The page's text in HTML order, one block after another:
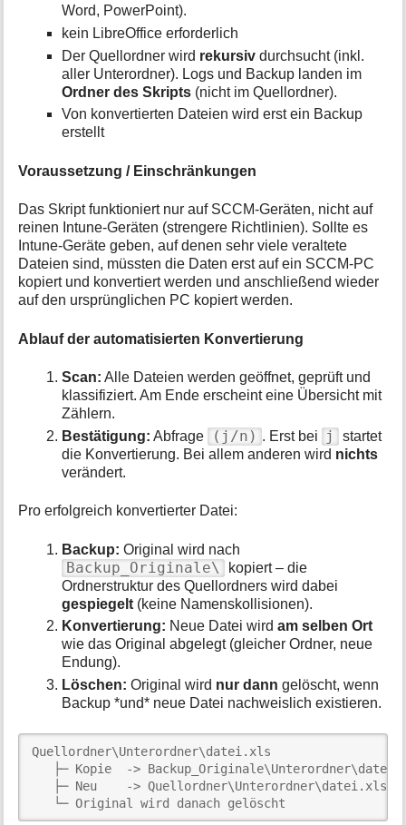
Word, PowerPoint).
kein LibreOffice erforderlich
Der Quellordner wird rekursiv durchsucht (inkl.
aller Unterordner). Logs und Backup landen im
Ordner des Skripts (nicht im Quellordner).
Von konvertierten Dateien wird erst ein Backup
erstellt
Voraussetzung / Einschränkungen
Das Skript funktioniert nur auf SCCM-Geräten, nicht auf
reinen Intune-Geräten (strengere Richtlinien). Sollte es
Intune-Geräte geben, auf denen sehr viele veraltete
Dateien sind, müssten die Daten erst auf ein SCCM-PC
kopiert und konvertiert werden und anschließend wieder
auf den ursprünglichen PC kopiert werden.
Ablauf der automatisierten Konvertierung
Scan: Alle Dateien werden geöffnet, geprüft und
klassifiziert. Am Ende erscheint eine Übersicht mit
Zählern.
Bestätigung: Abfrage (j/n) . Erst bei j
startet
die Konvertierung. Bei allem anderen wird nichts
verändert.
Pro erfolgreich konvertierter Datei:
Backup: Original wird nach
Backup_Originale\
kopiert – die
Ordnerstruktur des Quellordners wird dabei
gespiegelt (keine Namenskollisionen).
Konvertierung: Neue Datei wirdam selben Ort
wie das Original abgelegt (gleicher Ordner, neue
Endung).
Löschen: Original wird nur dann gelöscht, wenn
Backup *und* neue Datei nachweislich existieren.
Quellordner\Unterordner\datei.xls
├─ Kopie  ->
   ├─ Neu    -> Quellordner\Unterordner\datei.xlsx
   └─ Original wird danach gelöscht